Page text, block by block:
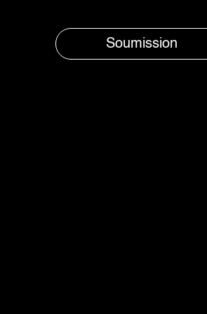
Soumission